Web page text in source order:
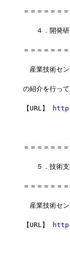
＝＝＝＝＝＝
４．開発研
＝＝＝＝＝＝
産業技術セン
の紹介を行っ
【URL】
＝＝＝＝＝＝
５．技術支
＝＝＝＝＝＝
産業技術セン
【URL】